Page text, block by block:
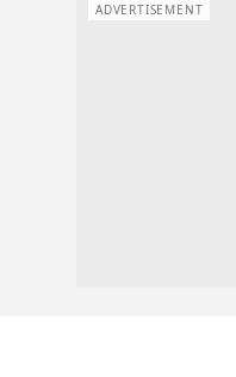
ADVERTISEMENT